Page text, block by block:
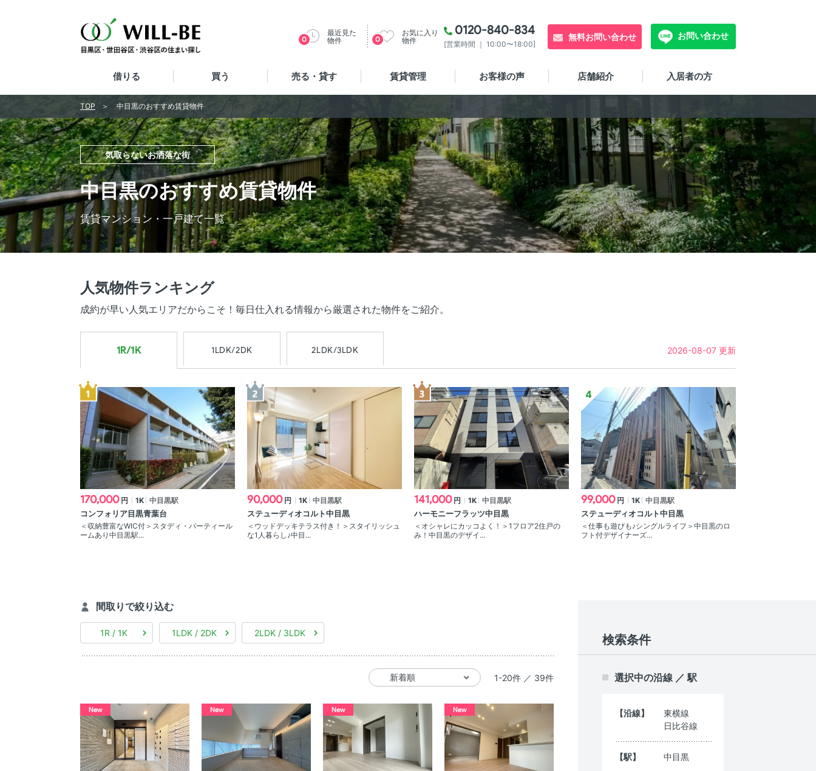
0120-840-834
[営業時間 ｜ 10:00〜18:00]
無料お問い合わせ お問い合わせ
最近見た
物件
0
お気に入り
物件
0
借りる 買う 売る・貸す 賃貸管理 お客様の声 店舗紹介 入居者の方
気取らないお洒落な街
中目黒のおすすめ賃貸物件
賃貸マンション・一戸建て一覧
人気物件ランキング
成約が早い人気エリアだからこそ！毎日仕入れる情報から厳選された物件をご紹介。
2026-08-07 更新
1R/1K 1LDK/2DK 2LDK/3LDK
170,000 円 1K 中目黒駅
コンフォリア目黒青葉台
＜収納豊富なWIC付＞スタディ・パーティール
ームあり中目黒駅...
90,000 円 1K 中目黒駅
ステューディオコルト中目黒
＜ウッドデッキテラス付き！＞スタイリッシュ
な1人暮らし♪中目...
141,000 円 1K 中目黒駅
ハーモニーフラッツ中目黒
＜オシャレにカッコよく！＞1フロア2住戸の
み！中目黒のデザイ...
99,000 円 1K 中目黒駅
ステューディオコルト中目黒
＜仕事も遊びも♪シングルライフ＞中目黒のロ
フト付デザイナーズ...
間取りで絞り込む
1R / 1K 1LDK / 2DK 2LDK / 3LDK
1-20件 ／ 39件
New New New New
検索条件
選択中の沿線 ／ 駅
【沿線】
東横線
日比谷線
【駅】 中目黒
TOP 中目黒のおすすめ賃貸物件